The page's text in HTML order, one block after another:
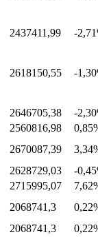
2437411,99
-
2618150,55 -
2646705,38
-
2560816,98
2670087,39
2628729,03
-
2715995,07
2068741,3
2068741,3